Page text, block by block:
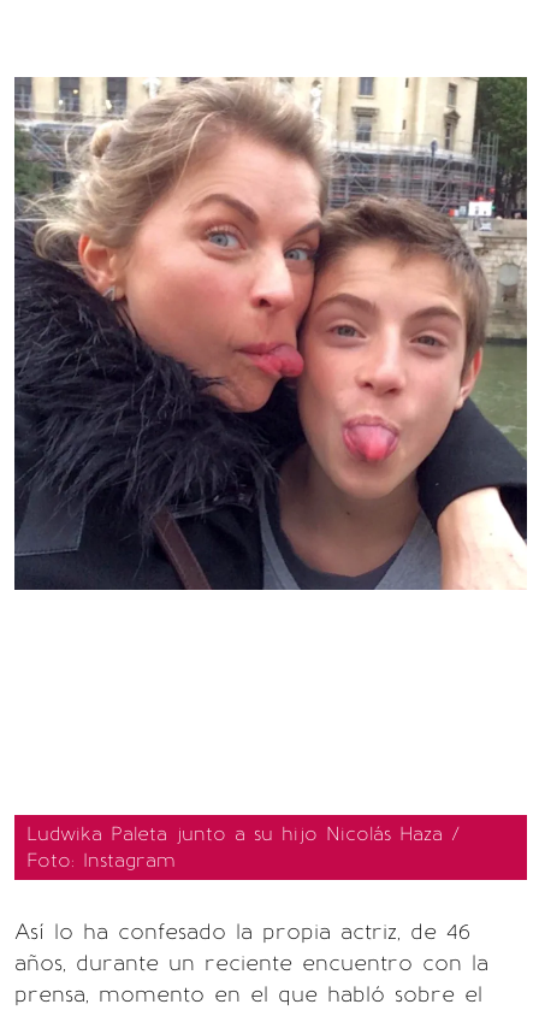
Ludwika Paleta junto a su hijo Nicolás Haza /
Foto: Instagram
Así lo ha confesado la propia actriz, de 46
años, durante un reciente encuentro con la
prensa, momento en el que habló sobre el